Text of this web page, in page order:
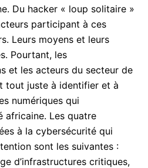
Du hacker « loup solitaire »
participant à ces
Leurs moyens et leurs
Pourtant, les
et les acteurs du secteur de
tout juste à identifier et à
numériques qui
africaine. Les quatre
à la cybersécurité qui
sont les suivantes :
d’infrastructures critiques,